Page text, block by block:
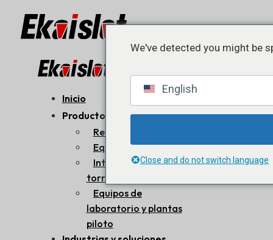
Inicio
Productos
Reactores internos
Equipos de proceso
Interiores de la
torre
Equipos de
laboratorio y plantas
piloto
We've detected you might be
English
Close and do not switch language